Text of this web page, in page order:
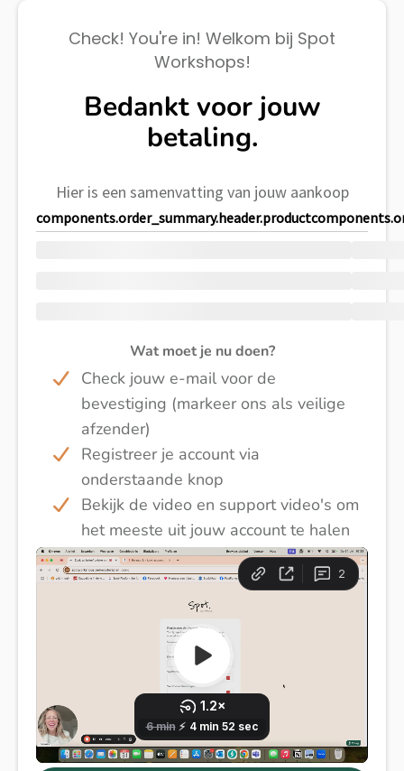
Check! You're in! Welkom bij Spot
Workshops!
Bedankt voor jouw
betaling.
Hier is een samenvatting van jouw aankoop
components.order_summary.header.product
Wat moet je nu doen?
Check jouw e-mail voor de
bevestiging (markeer ons als veilige
afzender)
Registreer je account via
onderstaande knop
Bekijk de video en support video's om
het meeste uit jouw account te halen